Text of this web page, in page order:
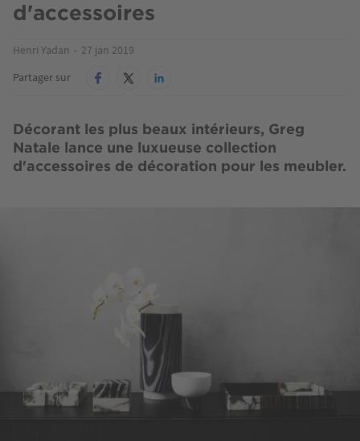
d'accessoires
Henri Yadan
27 jan 2019
Partager sur
Décorant les plus beaux intérieurs, Greg
Natale lance une luxueuse collection
d'accessoires de décoration pour les meubler.